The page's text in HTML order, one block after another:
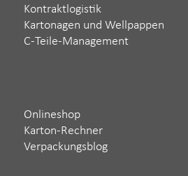
Kontraktlogistik
Kartonagen und Wellpappen
C-Teile-Management
Onlineshop
Karton-Rechner
Verpackungsblog